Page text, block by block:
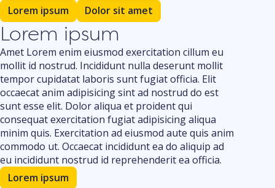
Lorem ipsum
Dolor sit amet
Lorem ipsum
Amet Lorem enim eiusmod exercitation cillum eu
mollit id nostrud. Incididunt nulla deserunt mollit
tempor cupidatat laboris sunt fugiat officia. Elit
occaecat anim adipisicing sint ad nostrud do est
sunt esse elit. Dolor aliqua et proident qui
consequat exercitation fugiat adipisicing aliqua
minim quis. Exercitation ad eiusmod aute quis anim
commodo ut. Occaecat incididunt ea do aliquip ad
eu incididunt nostrud id reprehenderit ea officia.
Lorem ipsum